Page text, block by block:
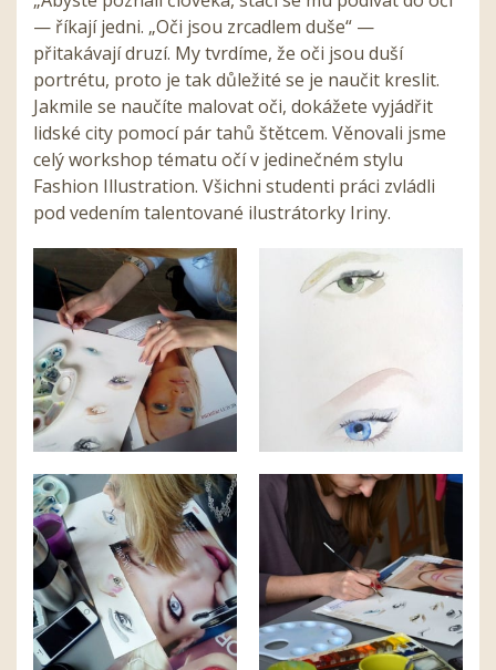
— říkají jedni. „Oči jsou zrcadlem duše“ —
přitakávají druzí. My tvrdíme, že oči jsou duší
portrétu, proto je tak důležité se je naučit kreslit.
Jakmile se naučíte malovat oči, dokážete vyjádřit
lidské city pomocí pár tahů štětcem. Věnovali jsme
celý workshop tématu očí v jedinečném stylu
Fashion Illustration. Všichni studenti práci zvládli
pod vedením talentované ilustrátorky Iriny.